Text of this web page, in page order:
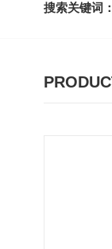
搜索关键词：